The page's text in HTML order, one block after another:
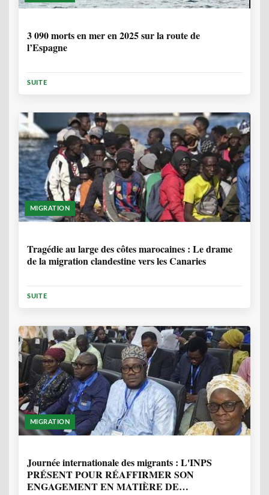
3 090 morts en mer en 2025 sur la route de
l’Espagne
SUITE
MIGRATION
Tragédie au large des côtes marocaines : Le drame
de la migration clandestine vers les Canaries
SUITE
MIGRATION
Journée internationale des migrants : L'INPS
PRÉSENT POUR RÉAFFIRMER SON
ENGAGEMENT EN MATIÈRE DE